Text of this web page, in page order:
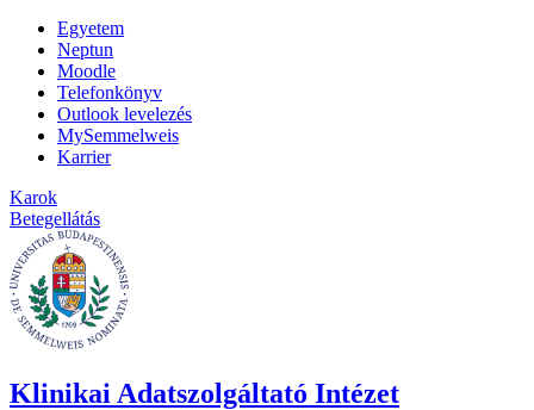
Egyetem
Neptun
Moodle
Telefonkönyv
Outlook levelezés
MySemmelweis
Karrier
Karok
Betegellátás
Klinikai Adatszolgáltató Intézet